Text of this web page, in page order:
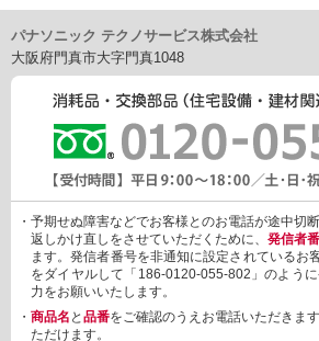
車載関連商品など
（2）ご提供情報の概要
・商品、サービスに関するご提案
・商品サポート、メンテナンスに関するご
・キャンペーン、フェアー、イベントに関
・アンケート、商品モニターに関する情報
3. 個人情報の提供
あらかじめご本人様からご了解いただいて
られている場合を除き、個人情報を第三
しません。
しかしながら、お客様がクレジットカー
合に限り、カード発行会社が行なう不正
ュア2.0」のために、お客様が利用するカ
代行会社：GMOペイメントゲートウェイ
報を開示し、本人認証を行います。
・金額など、決済に関する情報
パナソニック テクノサービス株式会社
大阪府門真市大字門真1048
・予期せぬ障害などでお客様とのお電話が途中切
返しかけ直しをさせていただくために、 発信者
ます。発信者番号を非通知に設定されているお
をダイヤルして「186-0120-055-802」のよう
力をお願いいたします。
・ 商品名 と 品番をご確認のうえお電話いただきま
ただけます。